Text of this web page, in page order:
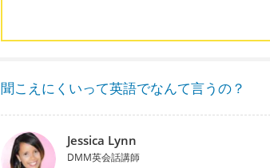
聞こえにくいって英語でなんて言うの？
Jessica Lynn
DMM英会話講師